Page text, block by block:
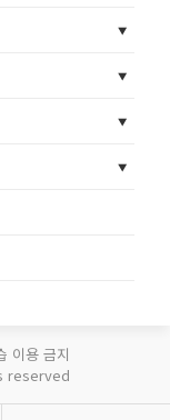
이용 금지
reserved